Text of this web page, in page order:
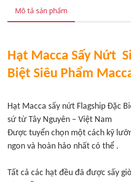
Mô tả sản phẩm
Hạt Macca Sấy Nứt
Biệt Siêu Phẩm
Hạt Macca sấy nứt Flagship Đặc
sứ từ Tây Nguyên – Việt Nam
Được tuyển chọn một cách kỹ
ngon và hoàn hảo nhất có thể .
Tất cả các hạt đều đã được sấy